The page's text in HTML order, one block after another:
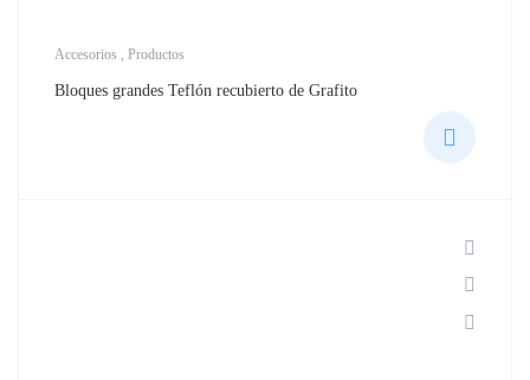
Accesorios , Productos
Bloques grandes Teflón recubierto de Grafito